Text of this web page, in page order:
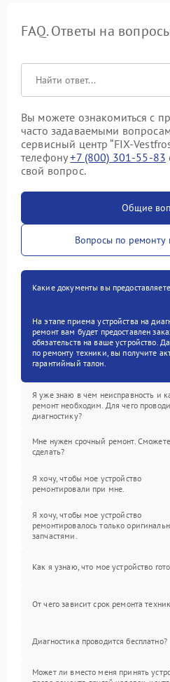
FAQ. Ответы на
Вы можете ознакомиться с
часто задаваемыми
сервисный центр “FIX-
телефону+7 (800) 301-55-83
свой вопрос.
Общие
Вопросы по
Какие документы вы
На этапе приема устройства на
ремонт вам будет предоставлен
обязательств на ваше устройство.
по ремонту техники, вы получите
гарантийный талон.
Я уже знаю в чем неисправность и
ремонт необходим. Для чего
диагностику?
Мне нужен срочный ремонт. Сможете
сделать?
Я хочу, чтобы мое устройство
ремонтировали при мне.
Я хочу, чтобы мое устройство
ремонтировалось только
запчастями.
Как я узнаю, что мое устройство
От чего зависит срок ремонта
Диагностика проводится бесплатно?
Может ли вместо меня принять